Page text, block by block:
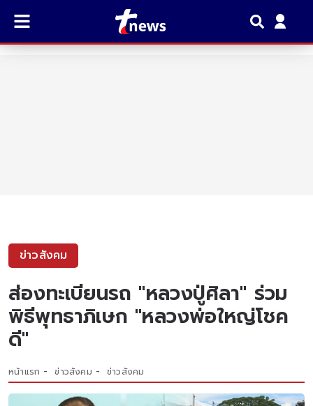
ข่าวสังคม
ส่องทะเบียนรถ "หลวงปู่ศิลา" ร่วม
พิธีพุทธาภิเษก "หลวงพ่อใหญ่โชค
ดี"
หน้าแรก ข่าวสังคม ข่าวสังคม